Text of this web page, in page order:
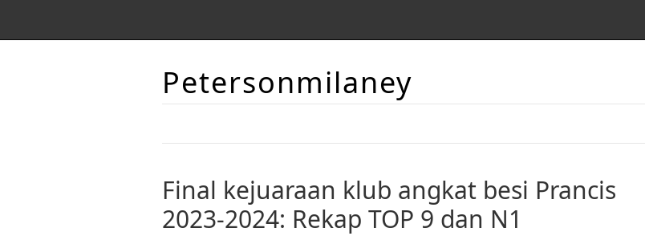
Petersonmilaney
Final kejuaraan klub angkat besi Prancis
2023-2024: Rekap TOP 9 dan N1